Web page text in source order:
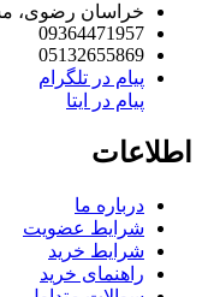
خراسان رضوی،
09364471957
05132655869
پیام در تلگرام
پیام در ایتا
اطلاعات
درباره ما
شرایط عضویت
شرایط خرید
راهنمای خرید